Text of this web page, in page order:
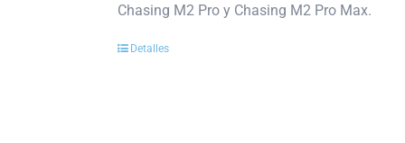
Chasing M2 Pro y Chasing M2 Pro Max.
Detalles